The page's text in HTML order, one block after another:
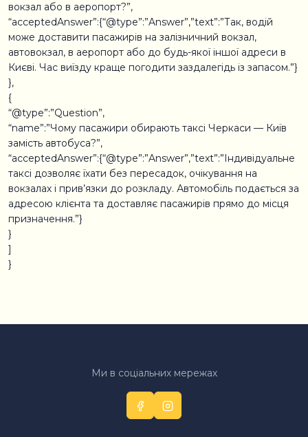
вокзал або в аеропорт?”,
“acceptedAnswer”:{“@type”:”Answer”,”text”:”Так, водій
може доставити пасажирів на залізничний вокзал,
автовокзал, в аеропорт або до будь-якої іншої адреси в
Києві. Час виїзду краще погодити заздалегідь із запасом.”}
},
{
“@type”:”Question”,
“name”:”Чому пасажири обирають таксі Черкаси — Київ
замість автобуса?”,
“acceptedAnswer”:{“@type”:”Answer”,”text”:”Індивідуальне
таксі дозволяє їхати без пересадок, очікування на
вокзалах і прив’язки до розкладу. Автомобіль подається за
адресою клієнта та доставляє пасажирів прямо до місця
призначення.”}
}
]
}
Ми в соціальних мережах